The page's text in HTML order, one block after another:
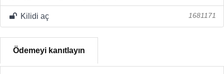
Kilidi aç 1681171
Ödemeyi kanıtlayın